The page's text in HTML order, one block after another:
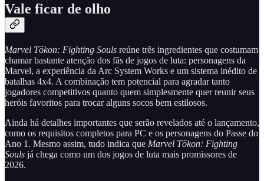
Vale ficar de olho
Marvel Tōkon: Fighting Souls reúne três ingredientes que costumam
chamar bastante atenção dos fãs de jogos de luta: personagens da
Marvel, a experiência da Arc System Works e um sistema inédito de
batalhas 4x4. A combinação tem potencial para agradar tanto
jogadores competitivos quanto quem simplesmente quer reunir seus
heróis favoritos para trocar alguns socos bem estilosos.
Ainda há detalhes importantes que serão revelados até o lançamento,
como os requisitos completos para PC e os personagens do Passe do
Ano 1. Mesmo assim, tudo indica que Marvel Tōkon: Fighting
Souls já chega como um dos jogos de luta mais promissores de
2026.